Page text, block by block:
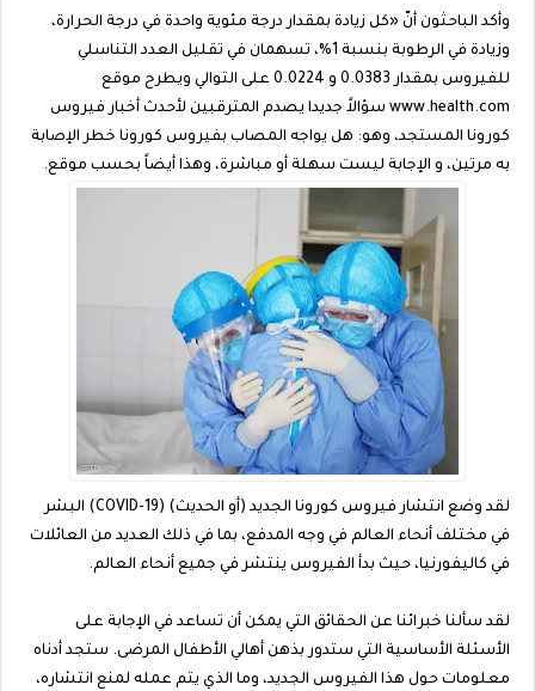
وأكد الباحثون أنّ «كل زيادة بمقدار درجة مئوية واحدة في درجة الحرارة،
وزيادة في الرطوبة بنسبة 1%، تسهمان في تقليل العدد التناسلي
للفيروس بمقدار 0.0383 و 0.0224 على التوالي ويطرح موقع
www.health.com سؤالاً جديدا يصدم المترقبين لأحدث أخبار فيروس
كورونا المستجد، وهو: هل يواجه المصاب بفيروس كورونا خطر الإصابة
به مرتين، و الإجابة ليست سهلة أو مباشرة، وهذا أيضاً بحسب موقع.
لقد وضع انتشار فيروس كورونا الجديد (أو الحديث) (COVID-19) البشر
في مختلف أنحاء العالم في وجه المدفع، بما في ذلك العديد من العائلات
في كاليفورنيا، حيث بدأ الفيروس ينتشر في جميع أنحاء العالم.
لقد سألنا خبرائنا عن الحقائق التي يمكن أن تساعد في الإجابة على
الأسئلة الأساسية التي ستدور بذهن أهالي الأطفال المرضى. ستجد أدناه
معلومات حول هذا الفيروس الجديد، وما الذي يتم عمله لمنع انتشاره،